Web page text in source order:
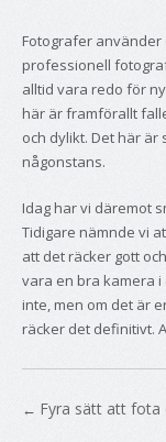
Fotografer använder
professionell
alltid vara redo för
här är framförallt
och dylikt. Det här
någonstans.
Idag har vi däremot
Tidigare nämnde vi
att det räcker gott
vara en bra kamera
inte, men om det är
räcker det definitivt.
← Fyra sätt att fota